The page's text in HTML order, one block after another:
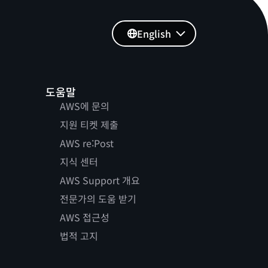
도움말
AWS에 문의
지원 티켓 제출
AWS re:Post
지식 센터
AWS Support 개요
전문가의 도움 받기
AWS 접근성
법적 고지
English